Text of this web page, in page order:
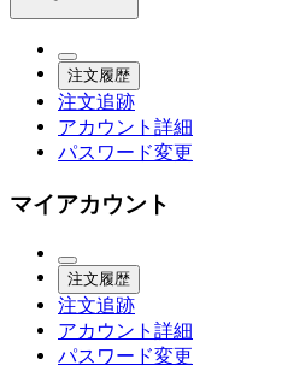
注文履歴
注文追跡
アカウント詳細
パスワード変更
マイアカウント
注文履歴
注文追跡
アカウント詳細
パスワード変更